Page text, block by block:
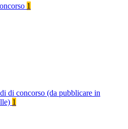
1
di concorso (da pubblicare in
1